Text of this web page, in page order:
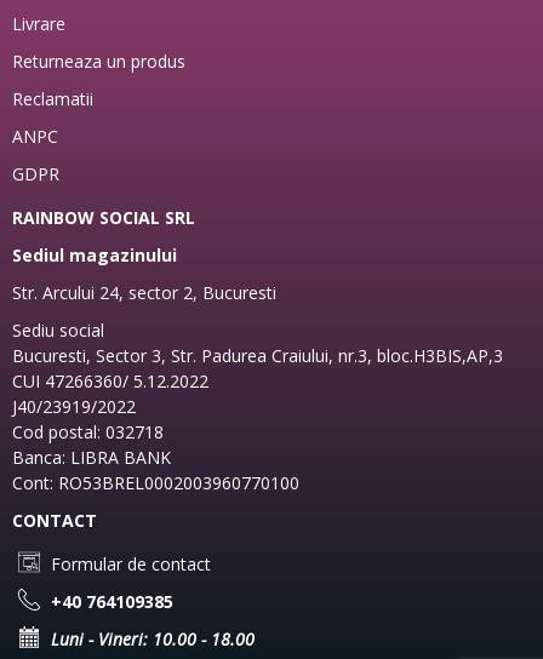
Livrare
Returneaza un produs
Reclamatii
ANPC
GDPR
RAINBOW SOCIAL SRL
Sediul magazinului
Str. Arcului 24, sector 2, Bucuresti
Sediu social
Bucuresti, Sector 3, Str. Padurea Craiului, nr.3, bloc.H3BIS,AP,3
CUI 47266360/ 5.12.2022
J40/23919/2022
Cod postal: 032718
Banca: LIBRA BANK
Cont: RO53BREL0002003960770100
CONTACT
Formular de contact
+40 764109385
Luni - Vineri: 10.00 - 18.00